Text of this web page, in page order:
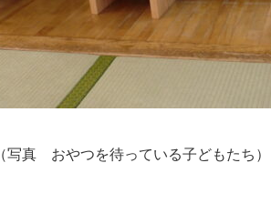
（写真 おやつを待っている子どもたち）